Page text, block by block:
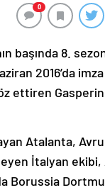
0
başında 8.
2016’da imza
ettiren
Atalanta,
İtalyan
Borussia